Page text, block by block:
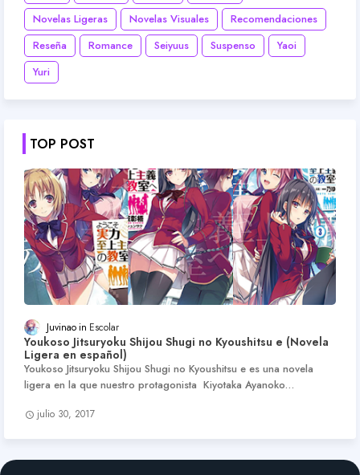
Novelas Ligeras
Novelas Visuales
Recomendaciones
Reseña
Romance Seiyuus Suspenso
Yaoi
Yuri
TOP POST
Juvinao Escolar
Youkoso Jitsuryoku Shijou Shugi no Kyoushitsu e (Novela
Ligera en español)
Youkoso Jitsuryoku Shijou Shugi no Kyoushitsu e es una novela
ligera en la que nuestro protagonista Kiyotaka Ayanoko…
julio 30, 2017